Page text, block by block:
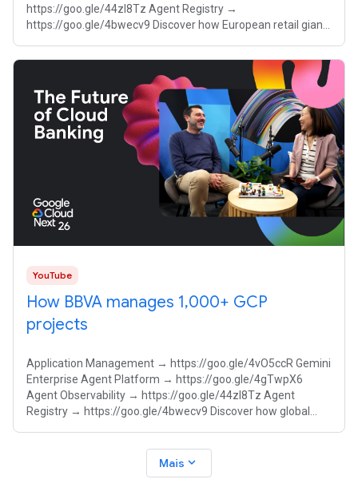
https://goo.gle/44zI8Tz Agent Registry →
https://goo.gle/4bwecv9 Discover how European retail giant
using Google
YouTube
How BBVA manages 1,000+ GCP
projects
Application Management → https://goo.gle/4vO5ccR Gemini
Enterprise Agent Platform → https://goo.gle/4gTwpX6
Agent Observability → https://goo.gle/44zI8Tz Agent
Registry → https://goo.gle/4bwecv9 Discover how global
Mais expand_more